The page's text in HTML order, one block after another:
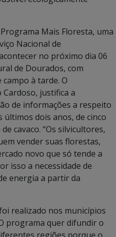
Mais Floresta, uma
Nacional de
no próximo dia 06
de Dourados, com
à tarde. O
justifica a
de informações a respeito
últimos dois anos, de cinco
cavaco. “Os silvicultores,
vender suas florestas,
novo que só tende a
isso a necessidade de
energia a partir da
realizado nos municípios
programa quer difundir o